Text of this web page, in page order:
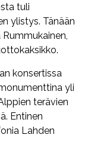
tuli
ylistys. Tänään
konsertissa
yli
terävien
Entinen
Lahden